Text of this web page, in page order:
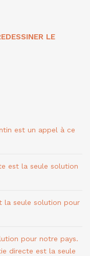
LE
est un appel à ce
est la seule solution
la seule solution pour
pour notre pays.
directe est la seule